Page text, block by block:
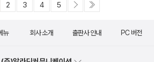
2 3 4 5
뉴 회사 소개 출판사 안내 PC 버전